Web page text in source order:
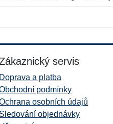
servis
Doprava a platba
podmínky
osobních údajů
Sledování objednávky